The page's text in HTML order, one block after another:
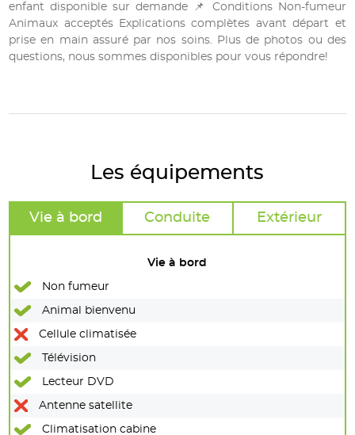
enfant disponible sur demande 📌 Conditions Non-fumeur
Animaux acceptés Explications complètes avant départ et
prise en main assuré par nos soins. Plus de photos ou des
questions, nous sommes disponibles pour vous répondre!
Les équipements
Vie à bord Conduite Extérieur
Vie à bord
Non fumeur
Animal bienvenu
Cellule climatisée
Télévision
Lecteur DVD
Antenne satellite
Climatisation cabine